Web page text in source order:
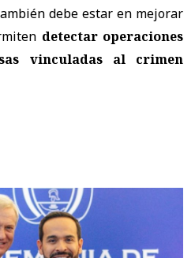
debe estar en mejorar
detectar operaciones
vinculadas al crimen